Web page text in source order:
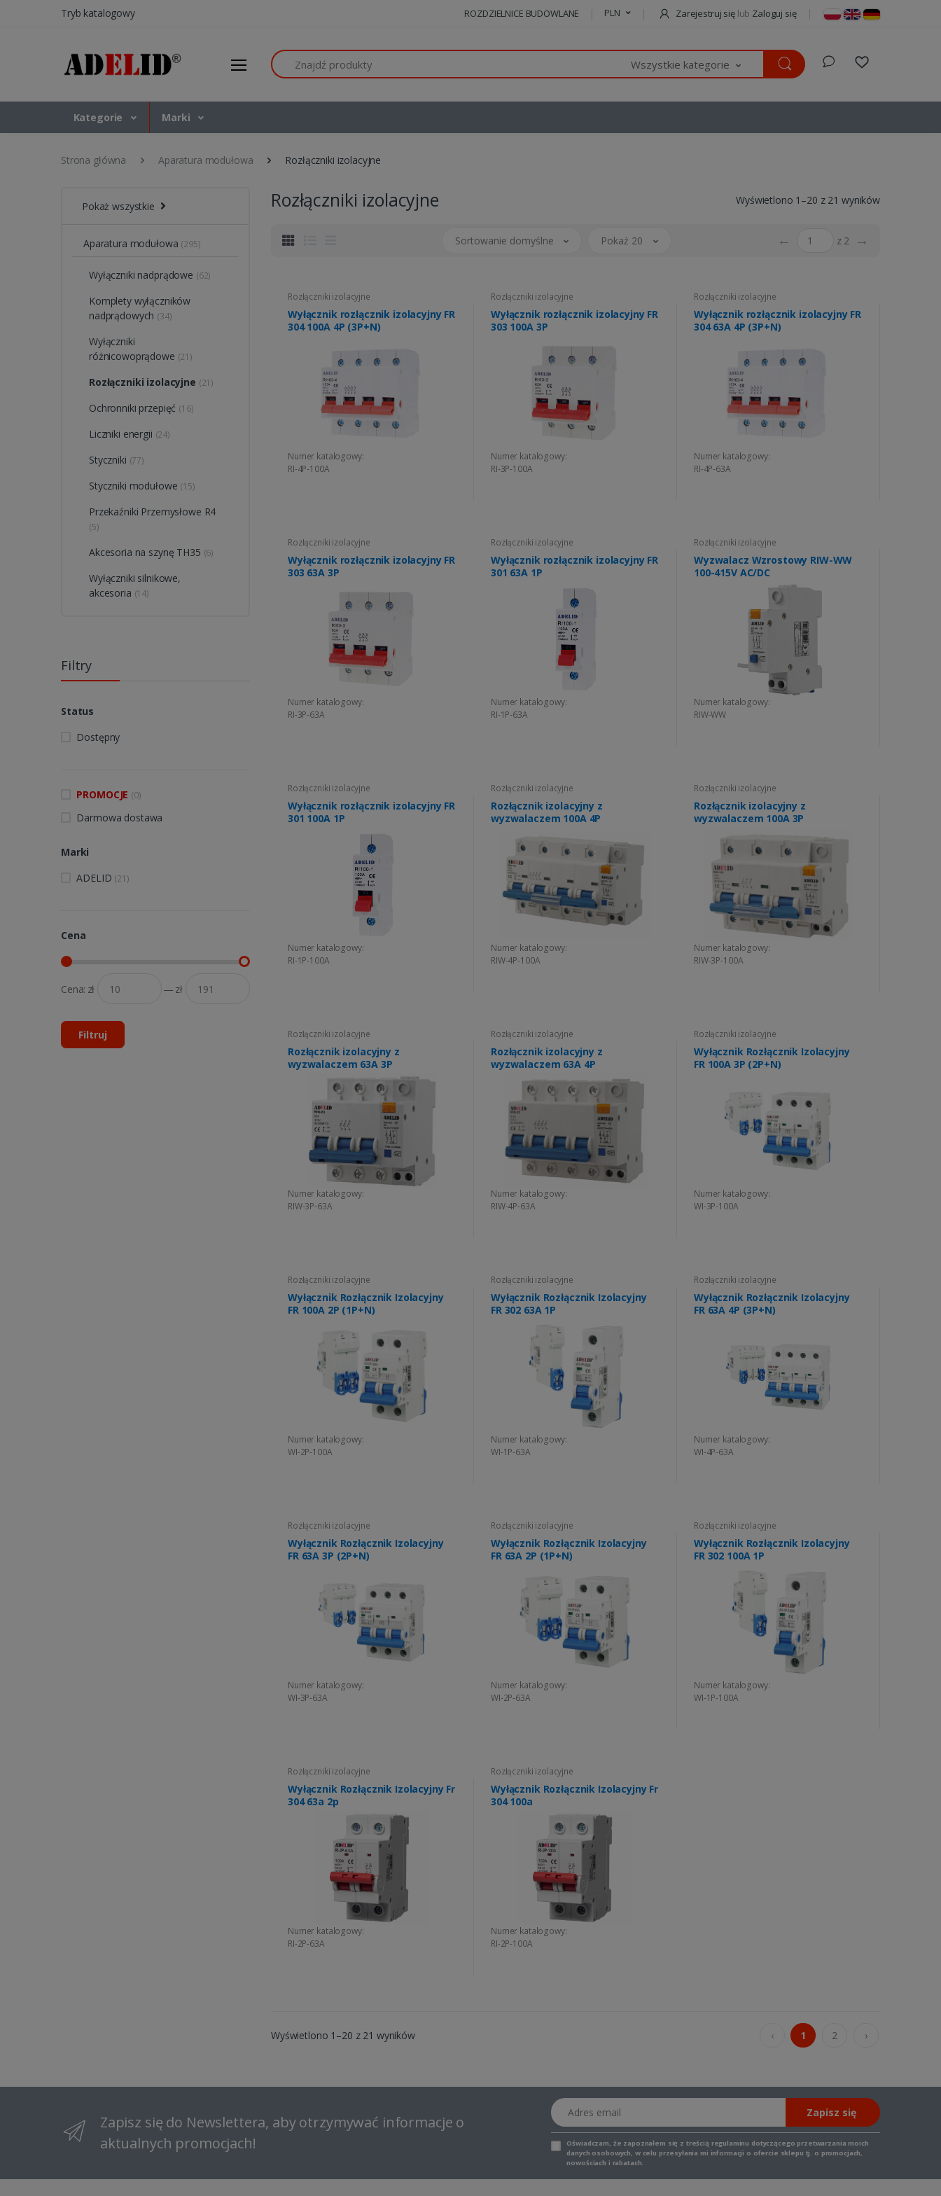
Tryb katalogowy ROZDZIELNICE BUDOWLANE PLN Zarejestruj się lub Zaloguj się
Szukaj
Wszystkie kategorie
Kategorie Marki
Strona główna Aparatura modułowa Rozłączniki izolacyjne
Pokaż wszystkie
Aparatura modułowa (295)
Wyłączniki nadprądowe (62)
Komplety wyłączników
nadprądowych (34)
Wyłączniki
różnicowoprądowe (21)
Rozłączniki izolacyjne (21)
Ochronniki przepięć (16)
Liczniki energii (24)
Styczniki (77)
Styczniki modułowe (15)
Przekaźniki Przemysłowe R4
(5)
Akcesoria na szynę TH35 (6)
Wyłączniki silnikowe,
akcesoria (14)
Filtry
Status
Dostępny
PROMOCJE (0)
Darmowa dostawa
Marki
ADELID (21)
Cena
Cena: zł — zł
Filtruj
Rozłączniki izolacyjne Wyświetlono 1–20 z 21 wyników
Sortowanie domyślne Pokaż 20 ← z 2 →
Rozłączniki izolacyjne
Wyłącznik rozłącznik izolacyjny FR
304 100A 4P (3P+N)
Numer katalogowy:
RI-4P-100A
Rozłączniki izolacyjne
Wyłącznik rozłącznik izolacyjny FR
303 100A 3P
Numer katalogowy:
RI-3P-100A
Rozłączniki izolacyjne
Wyłącznik rozłącznik izolacyjny FR
304 63A 4P (3P+N)
Numer katalogowy:
RI-4P-63A
Rozłączniki izolacyjne
Wyłącznik rozłącznik izolacyjny FR
303 63A 3P
Numer katalogowy:
RI-3P-63A
Rozłączniki izolacyjne
Wyłącznik rozłącznik izolacyjny FR
301 63A 1P
Numer katalogowy:
RI-1P-63A
Rozłączniki izolacyjne
Wyzwalacz Wzrostowy RIW-WW
100-415V AC/DC
Numer katalogowy:
RIW-WW
Rozłączniki izolacyjne
Wyłącznik rozłącznik izolacyjny FR
301 100A 1P
Numer katalogowy:
RI-1P-100A
Rozłączniki izolacyjne
Rozłącznik izolacyjny z
wyzwalaczem 100A 4P
Numer katalogowy:
RIW-4P-100A
Rozłączniki izolacyjne
Rozłącznik izolacyjny z
wyzwalaczem 100A 3P
Numer katalogowy:
RIW-3P-100A
Rozłączniki izolacyjne
Rozłącznik izolacyjny z
wyzwalaczem 63A 3P
Numer katalogowy:
RIW-3P-63A
Rozłączniki izolacyjne
Rozłącznik izolacyjny z
wyzwalaczem 63A 4P
Numer katalogowy:
RIW-4P-63A
Rozłączniki izolacyjne
Wyłącznik Rozłącznik Izolacyjny
FR 100A 3P (2P+N)
Numer katalogowy:
WI-3P-100A
Rozłączniki izolacyjne
Wyłącznik Rozłącznik Izolacyjny
FR 100A 2P (1P+N)
Numer katalogowy:
WI-2P-100A
Rozłączniki izolacyjne
Wyłącznik Rozłącznik Izolacyjny
FR 302 63A 1P
Numer katalogowy:
WI-1P-63A
Rozłączniki izolacyjne
Wyłącznik Rozłącznik Izolacyjny
FR 63A 4P (3P+N)
Numer katalogowy:
WI-4P-63A
Rozłączniki izolacyjne
Wyłącznik Rozłącznik Izolacyjny
FR 63A 3P (2P+N)
Numer katalogowy:
WI-3P-63A
Rozłączniki izolacyjne
Wyłącznik Rozłącznik Izolacyjny
FR 63A 2P (1P+N)
Numer katalogowy:
WI-2P-63A
Rozłączniki izolacyjne
Wyłącznik Rozłącznik Izolacyjny
FR 302 100A 1P
Numer katalogowy:
WI-1P-100A
Rozłączniki izolacyjne
Wyłącznik Rozłącznik Izolacyjny Fr
304 63a 2p
Numer katalogowy:
RI-2P-63A
Rozłączniki izolacyjne
Wyłącznik Rozłącznik Izolacyjny Fr
304 100a
Numer katalogowy:
RI-2P-100A
Wyświetlono 1–20 z 21 wyników ‹ 1 2 ›
Zapisz się do Newslettera, aby otrzymywać informacje o
aktualnych promocjach!
Adres email
Zapisz się
Oświadczam, że zapoznałem się z treścią regulaminu dotyczącego przetwarzania moich
danych osobowych, w celu przesyłania mi informacji o ofercie sklepu tj. o promocjach,
nowościach i rabatach.